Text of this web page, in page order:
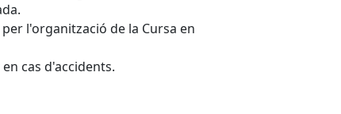
l'organització de la Cursa en
cas d'accidents.